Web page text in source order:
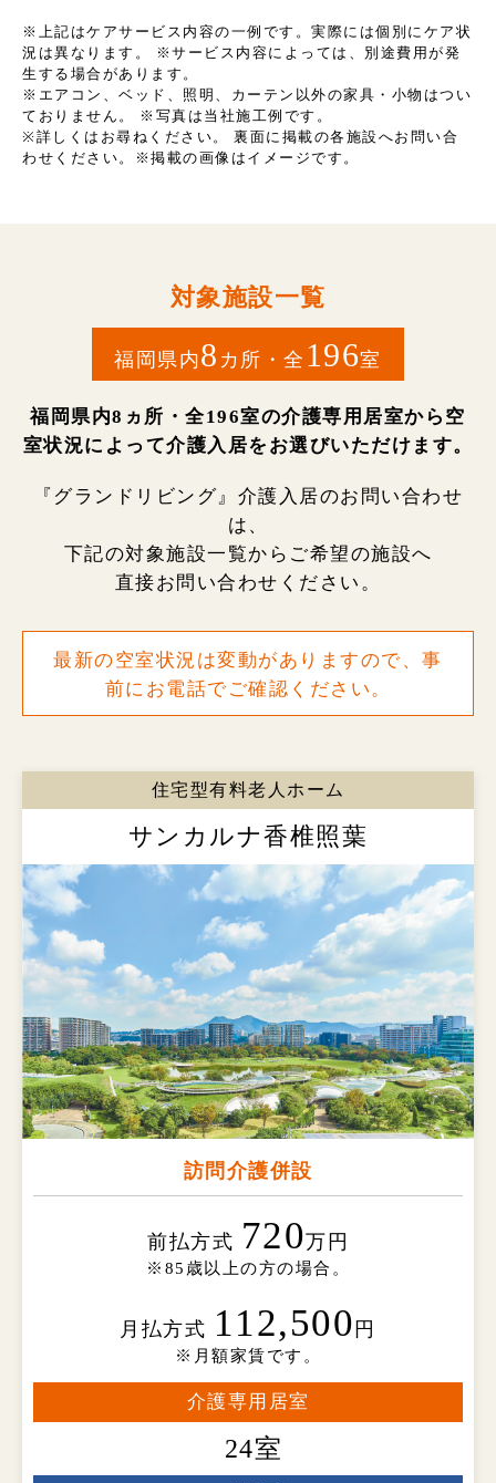
※上記はケアサービス内容の一例です。実際には個別にケア状
況は異なります。 ※サービス内容によっては、別途費用が発
生する場合があります。
※エアコン、ベッド、照明、カーテン以外の家具・小物はつい
ておりません。 ※写真は当社施工例です。
※詳しくはお尋ねください。 裏面に掲載の各施設へお問い合
わせください。※掲載の画像はイメージです。
対象施設一覧
福岡県内8 カ所・全 196室
福岡県内8ヵ所・全196室の介護専用居室から空
室状況によって介護入居をお選びいただけます。
『グランドリビング』介護入居のお問い合わせ
は、
下記の対象施設一覧からご希望の施設へ
直接お問い合わせください。
最新の空室状況は変動がありますので、事
前にお電話でご確認ください。
住宅型有料老人ホーム
サンカルナ香椎照葉
訪問介護併設
前払方式 720万円
※85歳以上の方の場合。
月払方式 112,500 円
※月額家賃です。
介護専用居室
24室